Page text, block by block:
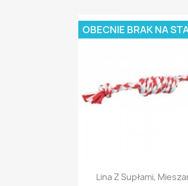
Szybki
Lina Z Supłami,
OBECNIE BRAK NA